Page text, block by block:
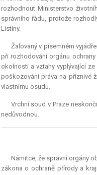
rozhodnout Ministerstvo
správního řádu, protože
Listiny.
Žalovaný v písemném
při rozhodování orgánu
okolnosti a vztahy vyplývající
poškozování práva na příznivé
vlastnímu osudu.
Vrchní soud v Praze
nedůvodnou.
Námitce, že správní orgány
zákona o ochraně přírody a